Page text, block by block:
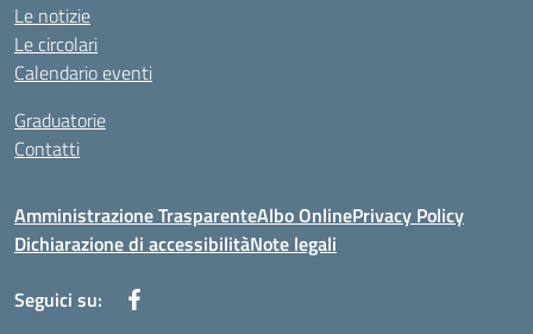
Le notizie
Le circolari
Calendario eventi
Graduatorie
Contatti
Amministrazione TrasparenteAlbo OnlinePrivacy Policy
Dichiarazione di accessibilitàNote legali
Seguici su: